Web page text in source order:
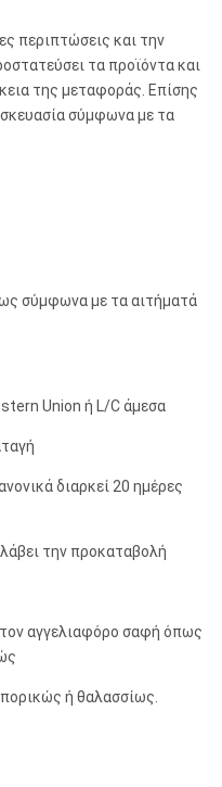
100
των κομματιών DTH
περιπτώσεις και την
τα προϊόντα και
της μεταφοράς. Επίσης
σύμφωνα με τα
σύμφωνα με τα αιτήματά
Union ή L/C άμεσα
διαρκεί 20 ημέρες
την προκαταβολή
αγγελιαφόρο σαφή όπως
ή θαλασσίως.